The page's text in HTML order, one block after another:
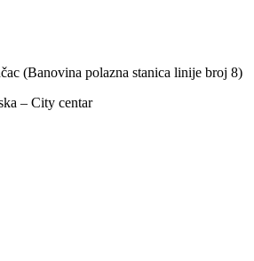
(Banovina polazna stanica linije broj 8)
– City centar